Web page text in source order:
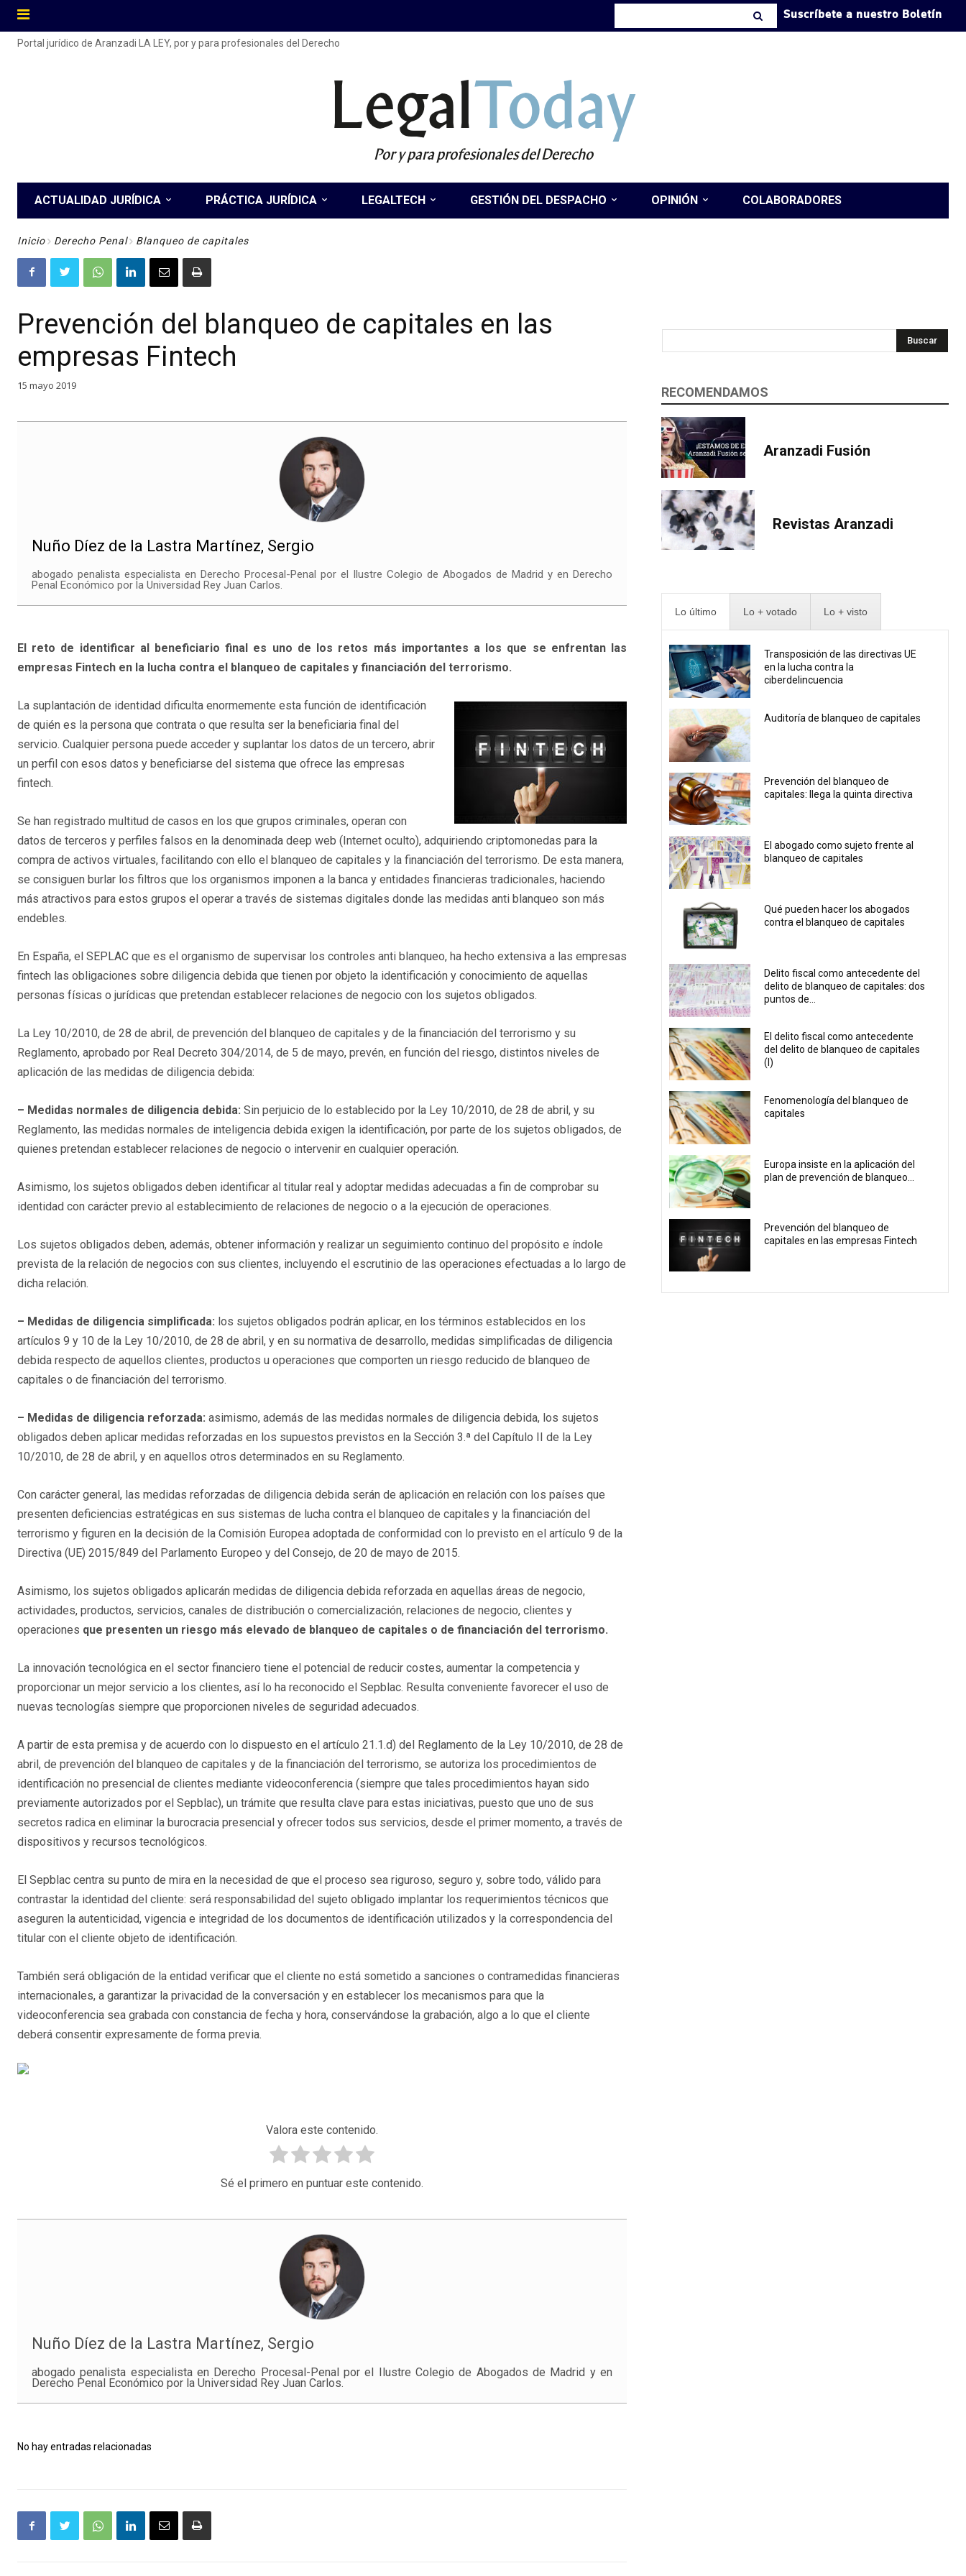
Suscríbete a nuestro Boletín
Portal jurídico de Aranzadi LA LEY, por y para profesionales del Derecho
LegalToday
Por y para profesionales del Derecho
ACTUALIDAD JURÍDICA PRÁCTICA JURÍDICA LEGALTECH GESTIÓN DEL DESPACHO OPINIÓN COLABORADORES
Inicio Derecho Penal Blanqueo de capitales
Prevención del blanqueo de capitales en las
empresas Fintech
15 mayo 2019
Nuño Díez de la Lastra Martínez, Sergio
abogado penalista especialista en Derecho Procesal-Penal por el Ilustre Colegio de Abogados de Madrid y en Derecho
Penal Económico por la Universidad Rey Juan Carlos.
El reto de identificar al beneficiario final es uno de los retos más importantes a los que se enfrentan las
empresas Fintech en la lucha contra el blanqueo de capitales y financiación del terrorismo.
La suplantación de identidad dificulta enormemente esta función de identificación
de quién es la persona que contrata o que resulta ser la beneficiaria final del
servicio. Cualquier persona puede acceder y suplantar los datos de un tercero, abrir
un perfil con esos datos y beneficiarse del sistema que ofrece las empresas
fintech.
Se han registrado multitud de casos en los que grupos criminales, operan con
datos de terceros y perfiles falsos en la denominada deep web (Internet oculto), adquiriendo criptomonedas para la
compra de activos virtuales, facilitando con ello el blanqueo de capitales y la financiación del terrorismo. De esta manera,
se consiguen burlar los filtros que los organismos imponen a la banca y entidades financieras tradicionales, haciendo
más atractivos para estos grupos el operar a través de sistemas digitales donde las medidas anti blanqueo son más
endebles.
En España, el SEPLAC que es el organismo de supervisar los controles anti blanqueo, ha hecho extensiva a las empresas
fintech las obligaciones sobre diligencia debida que tienen por objeto la identificación y conocimiento de aquellas
personas físicas o jurídicas que pretendan establecer relaciones de negocio con los sujetos obligados.
La Ley 10/2010, de 28 de abril, de prevención del blanqueo de capitales y de la financiación del terrorismo y su
Reglamento, aprobado por Real Decreto 304/2014, de 5 de mayo, prevén, en función del riesgo, distintos niveles de
aplicación de las medidas de diligencia debida:
– Medidas normales de diligencia debida: Sin perjuicio de lo establecido por la Ley 10/2010, de 28 de abril, y su
Reglamento, las medidas normales de inteligencia debida exigen la identificación, por parte de los sujetos obligados, de
quienes pretendan establecer relaciones de negocio o intervenir en cualquier operación.
Asimismo, los sujetos obligados deben identificar al titular real y adoptar medidas adecuadas a fin de comprobar su
identidad con carácter previo al establecimiento de relaciones de negocio o a la ejecución de operaciones.
Los sujetos obligados deben, además, obtener información y realizar un seguimiento continuo del propósito e índole
prevista de la relación de negocios con sus clientes, incluyendo el escrutinio de las operaciones efectuadas a lo largo de
dicha relación.
– Medidas de diligencia simplificada: los sujetos obligados podrán aplicar, en los términos establecidos en los
artículos 9 y 10 de la Ley 10/2010, de 28 de abril, y en su normativa de desarrollo, medidas simplificadas de diligencia
debida respecto de aquellos clientes, productos u operaciones que comporten un riesgo reducido de blanqueo de
capitales o de financiación del terrorismo.
– Medidas de diligencia reforzada: asimismo, además de las medidas normales de diligencia debida, los sujetos
obligados deben aplicar medidas reforzadas en los supuestos previstos en la Sección 3.ª del Capítulo II de la Ley
10/2010, de 28 de abril, y en aquellos otros determinados en su Reglamento.
Con carácter general, las medidas reforzadas de diligencia debida serán de aplicación en relación con los países que
presenten deficiencias estratégicas en sus sistemas de lucha contra el blanqueo de capitales y la financiación del
terrorismo y figuren en la decisión de la Comisión Europea adoptada de conformidad con lo previsto en el artículo 9 de la
Directiva (UE) 2015/849 del Parlamento Europeo y del Consejo, de 20 de mayo de 2015.
Asimismo, los sujetos obligados aplicarán medidas de diligencia debida reforzada en aquellas áreas de negocio,
actividades, productos, servicios, canales de distribución o comercialización, relaciones de negocio, clientes y
operaciones que presenten un riesgo más elevado de blanqueo de capitales o de financiación del terrorismo.
La innovación tecnológica en el sector financiero tiene el potencial de reducir costes, aumentar la competencia y
proporcionar un mejor servicio a los clientes, así lo ha reconocido el Sepblac. Resulta conveniente favorecer el uso de
nuevas tecnologías siempre que proporcionen niveles de seguridad adecuados.
A partir de esta premisa y de acuerdo con lo dispuesto en el artículo 21.1.d) del Reglamento de la Ley 10/2010, de 28 de
abril, de prevención del blanqueo de capitales y de la financiación del terrorismo, se autoriza los procedimientos de
identificación no presencial de clientes mediante videoconferencia (siempre que tales procedimientos hayan sido
previamente autorizados por el Sepblac), un trámite que resulta clave para estas iniciativas, puesto que uno de sus
secretos radica en eliminar la burocracia presencial y ofrecer todos sus servicios, desde el primer momento, a través de
dispositivos y recursos tecnológicos.
El Sepblac centra su punto de mira en la necesidad de que el proceso sea riguroso, seguro y, sobre todo, válido para
contrastar la identidad del cliente: será responsabilidad del sujeto obligado implantar los requerimientos técnicos que
aseguren la autenticidad, vigencia e integridad de los documentos de identificación utilizados y la correspondencia del
titular con el cliente objeto de identificación.
También será obligación de la entidad verificar que el cliente no está sometido a sanciones o contramedidas financieras
internacionales, a garantizar la privacidad de la conversación y en establecer los mecanismos para que la
videoconferencia sea grabada con constancia de fecha y hora, conservándose la grabación, algo a lo que el cliente
deberá consentir expresamente de forma previa.
Valora este contenido.
Sé el primero en puntuar este contenido.
Nuño Díez de la Lastra Martínez, Sergio
abogado penalista especialista en Derecho Procesal-Penal por el Ilustre Colegio de Abogados de Madrid y en
Derecho Penal Económico por la Universidad Rey Juan Carlos.
No hay entradas relacionadas
Buscar
RECOMENDAMOS
Aranzadi Fusión
Revistas Aranzadi
Lo último Lo + votado Lo + visto
Transposición de las directivas UE
en la lucha contra la
ciberdelincuencia
Auditoría de blanqueo de capitales
Prevención del blanqueo de
capitales: llega la quinta directiva
El abogado como sujeto frente al
blanqueo de capitales
Qué pueden hacer los abogados
contra el blanqueo de capitales
Delito fiscal como antecedente del
delito de blanqueo de capitales: dos
puntos de...
El delito fiscal como antecedente
del delito de blanqueo de capitales
(I)
Fenomenología del blanqueo de
capitales
Europa insiste en la aplicación del
plan de prevención de blanqueo...
Prevención del blanqueo de
capitales en las empresas Fintech